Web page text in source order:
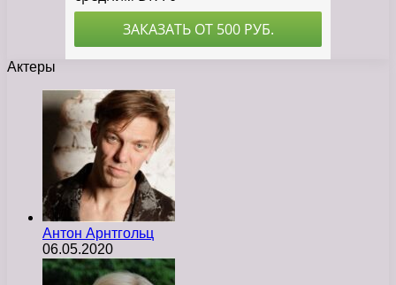
Актеры
Антон Арнтгольц
06.05.2020